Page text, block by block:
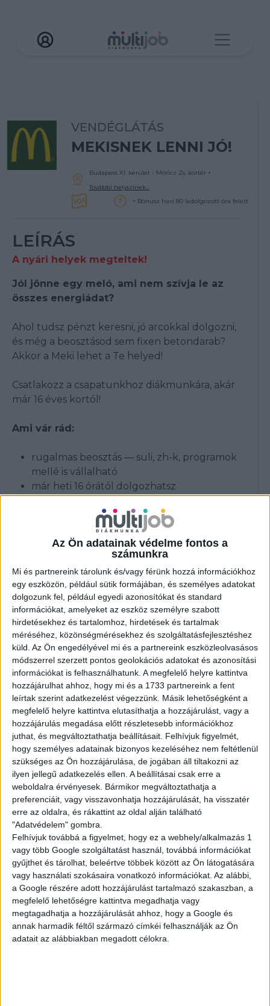
Az Ön adatainak védelme fontos a
számunkra
Mi és partnereink tárolunk és/vagy férünk hozzá információkhoz
egy eszközön, például sütik formájában, és személyes adatokat
dolgozunk fel, például egyedi azonosítókat és standard
információkat, amelyeket az eszköz személyre szabott
hirdetésekhez és tartalomhoz, hirdetések és tartalmak
méréséhez, közönségmérésekhez és szolgáltatásfejlesztéshez
küld. Az Ön engedélyével mi és a partnereink eszközleolvasásos
módszerrel szerzett pontos geolokációs adatokat és azonosítási
információkat is felhasználhatunk. A megfelelő helyre kattintva
hozzájárulhat ahhoz, hogy mi és a 1733 partnereink a fent
leírtak szerint adatkezelést végezzünk. Másik lehetőségként a
megfelelő helyre kattintva elutasíthatja a hozzájárulást, vagy a
hozzájárulás megadása előtt részletesebb információkhoz
juthat, és megváltoztathatja beállításait. Felhívjuk figyelmét,
hogy személyes adatainak bizonyos kezeléséhez nem feltétlenül
szükséges az Ön hozzájárulása, de jogában áll tiltakozni az
ilyen jellegű adatkezelés ellen. A beállításai csak erre a
weboldalra érvényesek. Bármikor megváltoztathatja a
preferenciáit, vagy visszavonhatja hozzájárulását, ha visszatér
erre az oldalra, és rákattint az oldal alján található
"Adatvédelem" gombra.
Felhívjuk továbbá a figyelmet, hogy ez a webhely/alkalmazás 1
vagy több Google szolgáltatást használ, továbbá információkat
gyűjthet és tárolhat, beleértve többek között az Ön látogatására
vagy használati szokásaira vonatkozó információkat. Az alábbi,
a Google részére adott hozzájárulást tartalmazó szakaszban, a
megfelelő lehetőségre kattintva megadhatja vagy
megtagadhatja a hozzájárulását ahhoz, hogy a Google és
annak harmadik féltől származó címkéi felhasználják az Ön
adatait az alábbiakban megadott célokra.
VENDÉGLÁTÁS
MEKISNEK LENNI JÓ!
Budapest XI. kerület - Móricz Zs. körtér +
További helyszínek...
+ Bónusz havi 80 ledolgozott óra felett
LEÍRÁS
A nyári helyek megteltek!
Jól jönne egy meló, ami nem szívja le az
összes energiádat?
Ahol tudsz pénzt keresni, jó arcokkal dolgozni,
és még a beosztásod sem fixen betondarab?
Akkor a Meki lehet a Te helyed!
Csatlakozz a csapatunkhoz diákmunkára, akár
már 16 éves kortól!
Ami vár rád:
rugalmas beosztás — suli, zh-k, programok
mellé is vállalható
már heti 16 órától dolgozhatsz
pörgés van, unalom nincs
több étterem közül választhatsz
személyzeti kaja
McCard kedvezmények
fejlődési lehetőség, ha hosszabb távon
maradnál
És itt a legjobb rész:
Nem kell kivárnod a hónap végét, hogy
pénzhez juss.
A QuickPay
szolgáltatással akár hetente
elkérheted a fizud.
Igen, tényleg!
Plusz számíthatsz extra pénzre esti, éjszakai és
ünnepnapi műszakoknál is.*
25 év alatt pedig a bruttó béred lényegében a
nettód is.
Ami kell hozzá:
minimum 16 éves kor, nyáron 15 (étteremtől
függően)
legalább 2 hónapos munkavégzés
Ha szeretnél egy olyan diákmelót, ami tényleg
összehozható a suli + élet kombóval, dobj egy